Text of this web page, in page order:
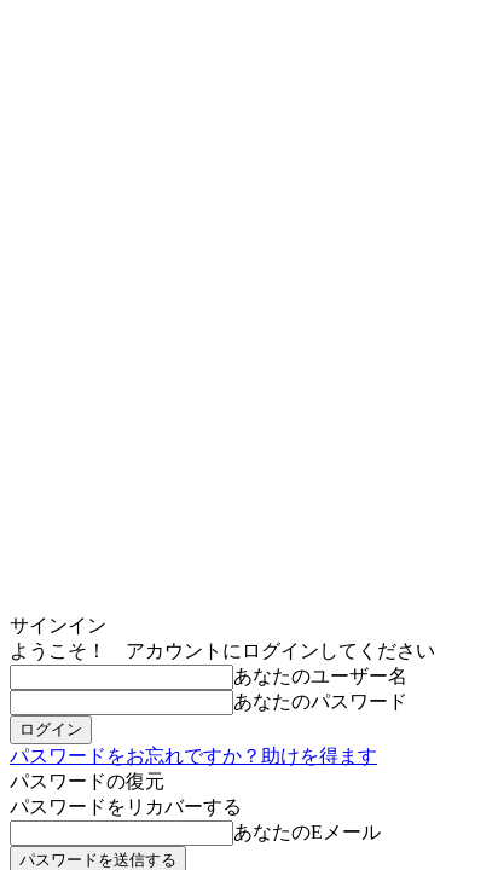
サインイン
ようこそ！ アカウントにログインしてください
あなたのユーザー名
あなたのパスワード
パスワードをお忘れですか？助けを得ます
パスワードの復元
パスワードをリカバーする
あなたのEメール